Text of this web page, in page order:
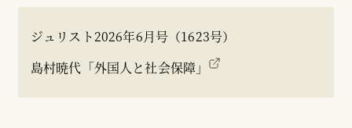
ジュリスト2026年6月号（1623号）
島村暁代「外国人と社会保障」